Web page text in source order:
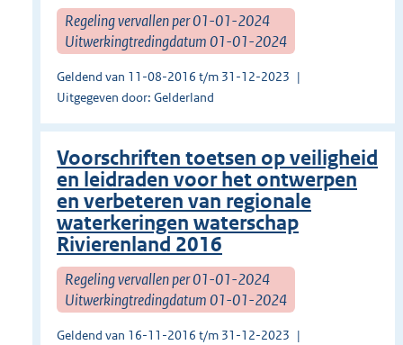
Regeling vervallen per 01-01-2024
Uitwerkingtredingdatum 01-01-2024
Geldend van 11-08-2016 t/m 31-12-2023
Uitgegeven door: Gelderland
Voorschriften toetsen op veiligheid
en leidraden voor het ontwerpen
en verbeteren van regionale
waterkeringen waterschap
Rivierenland 2016
Regeling vervallen per 01-01-2024
Uitwerkingtredingdatum 01-01-2024
Geldend van 16-11-2016 t/m 31-12-2023